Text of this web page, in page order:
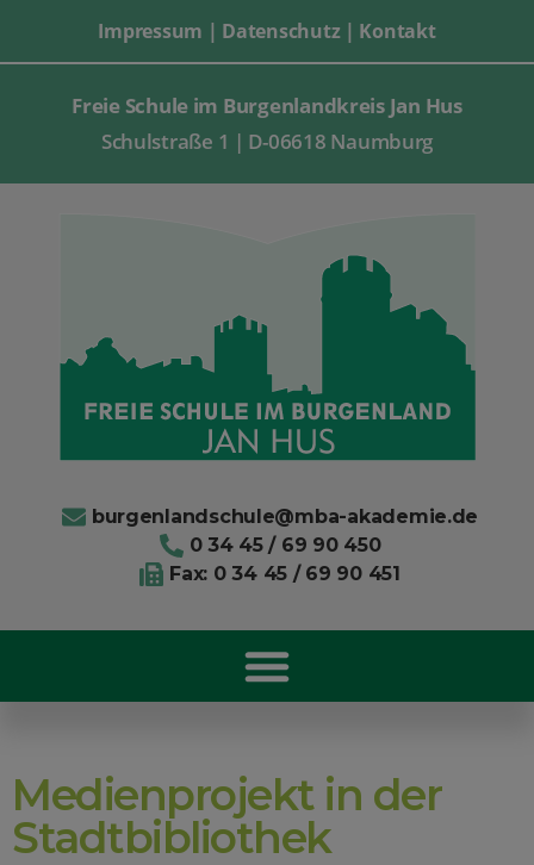
Freie Schule im Burgenlandkreis Jan Hus
Schulstraße 1 | D-06618 Naumburg
Impressum | Datenschutz| Kontakt
burgenlandschule@mba-akademie.de
0 34 45 / 69 90 450
Fax: 0 34 45 / 69 90 451
Medienprojekt in der
Stadtbibliothek